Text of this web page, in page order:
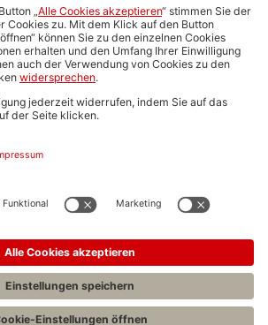
Produktübersicht
ALLGEMEIN
FAQs
Impressum
Stellenangebote C.H.BECK